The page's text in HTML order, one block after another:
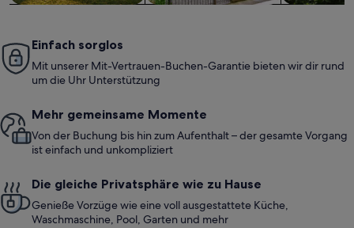
Einfach sorglos
Mit unserer Mit-Vertrauen-Buchen-Garantie bieten wir dir rund
um die Uhr Unterstützung
Mehr gemeinsame Momente
Von der Buchung bis hin zum Aufenthalt – der gesamte Vorgang
ist einfach und unkompliziert
Die gleiche Privatsphäre wie zu Hause
Genieße Vorzüge wie eine voll ausgestattete Küche,
Waschmaschine, Pool, Garten und mehr